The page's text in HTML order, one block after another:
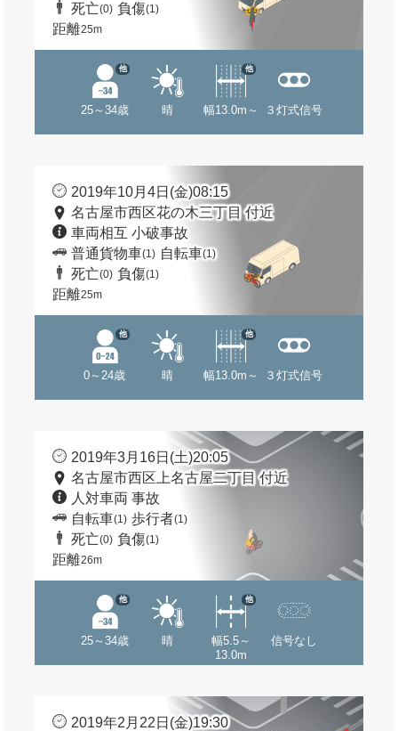
死亡(0) 負傷(1)
距離25m
25～34歳
他
晴 幅13.0m～
他
３灯式信号
2019年10月4日(金)08:15
名古屋市西区花の木三丁目 付近
車両相互 小破事故
普通貨物車(1) 自転車(1)
死亡(0) 負傷(1)
距離25m
0～24歳
他
晴 幅13.0m～
他
３灯式信号
2019年3月16日(土)20:05
名古屋市西区上名古屋二丁目 付近
人対車両 事故
自転車(1) 歩行者(1)
死亡(0) 負傷(1)
距離26m
25～34歳
他
晴
幅5.5～
13.0m
他
信号なし
2019年2月22日(金)19:30